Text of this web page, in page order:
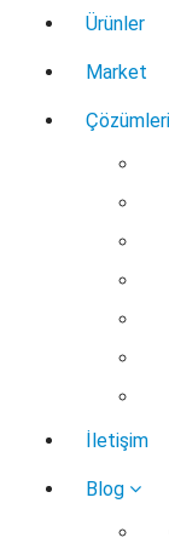
Ürünler
Market
İletişim
Blog